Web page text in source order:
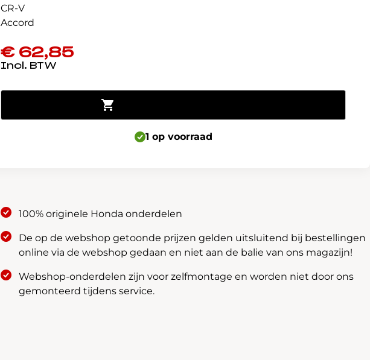
CR-V
Accord
€62,85
aantal
Toevoegen aan winkelwagen
1 op voorraad
100% originele Honda onderdelen
De op de webshop getoonde prijzen gelden uitsluitend bij bestellingen
online via de webshop gedaan en niet aan de balie van ons magazijn!
Webshop-onderdelen zijn voor zelfmontage en worden niet door ons
gemonteerd tijdens service.